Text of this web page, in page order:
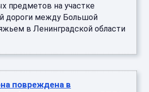
предметов на участке
дороги между Большой
в Ленинградской области
повреждена в